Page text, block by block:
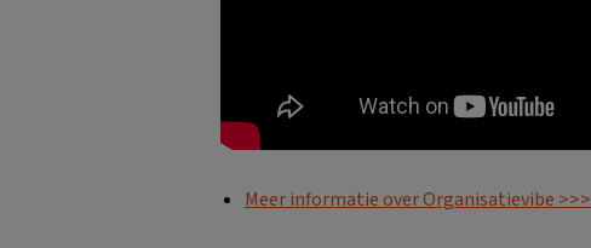
Meer informatie over Organisatievibe >>>